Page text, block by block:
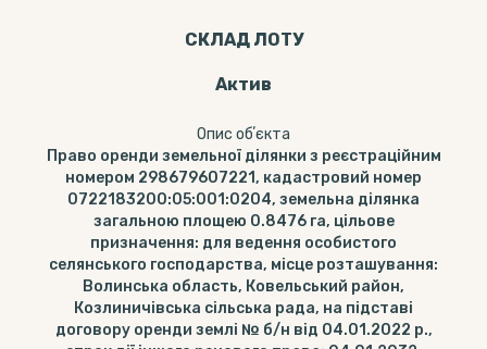
СКЛАД ЛОТУ
Актив
Опис обʼєкта
Право оренди земельної ділянки з реєстраційним
номером 298679607221, кадастровий номер
0722183200:05:001:0204, земельна ділянка
загальною площею 0.8476 га, цільове
призначення: для ведення особистого
селянського господарства, місце розташування:
Волинська область, Ковельський район,
Козлиничівська сільська рада, на підставі
договору оренди землі № б/н від 04.01.2022 р.,